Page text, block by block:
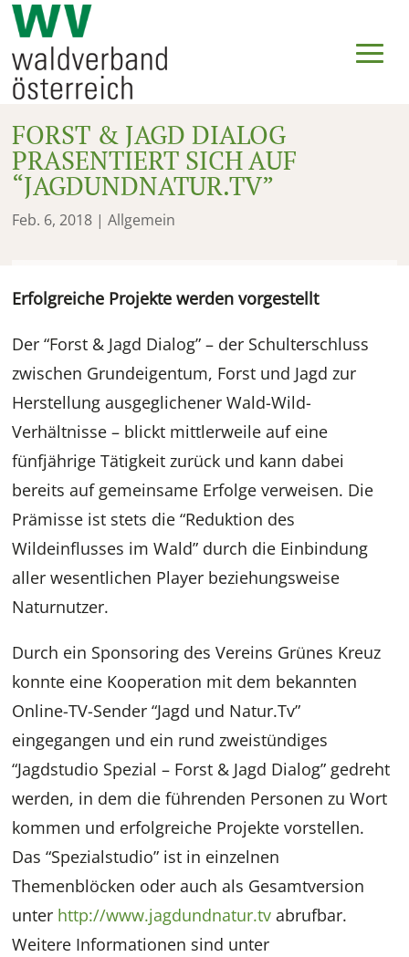
FORST & JAGD DIALOG
PRASENTIERT SICH AUF
“JAGDUNDNATUR.TV”
Feb. 6, 2018 | Allgemein
Erfolgreiche Projekte werden vorgestellt
Der “Forst & Jagd Dialog” – der Schulterschluss
zwischen Grundeigentum, Forst und Jagd zur
Herstellung ausgeglichener Wald-Wild-
Verhältnisse – blickt mittlerweile auf eine
fünfjährige Tätigkeit zurück und kann dabei
bereits auf gemeinsame Erfolge verweisen. Die
Prämisse ist stets die “Reduktion des
Wildeinflusses im Wald” durch die Einbindung
aller wesentlichen Player beziehungsweise
Naturnutzer.
Durch ein Sponsoring des Vereins Grünes Kreuz
konnte eine Kooperation mit dem bekannten
Online-TV-Sender “Jagd und Natur.Tv”
eingegangen und ein rund zweistündiges
“Jagdstudio Spezial – Forst & Jagd Dialog” gedreht
werden, in dem die führenden Personen zu Wort
kommen und erfolgreiche Projekte vorstellen.
Das “Spezialstudio” ist in einzelnen
Themenblöcken oder auch als Gesamtversion
unter http://www.jagdundnatur.tv abrufbar.
Weitere Informationen sind unter